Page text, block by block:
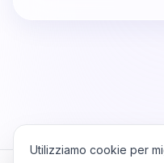
Utilizziamo cookie per